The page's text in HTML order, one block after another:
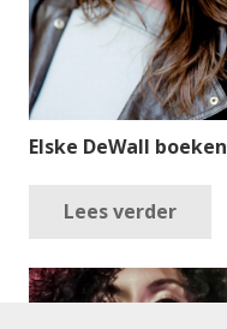
Elske DeWall boeken
Lees verder